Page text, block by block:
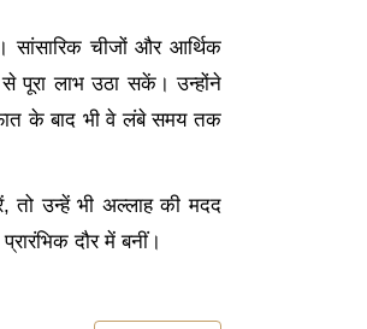
सांसारिक चीजों और आर्थिक
पूरा लाभ उठा सकें। उन्होंने
के बाद भी वे लंबे समय तक
, तो उन्हें भी अल्लाह की मदद
दौर में बनीं।